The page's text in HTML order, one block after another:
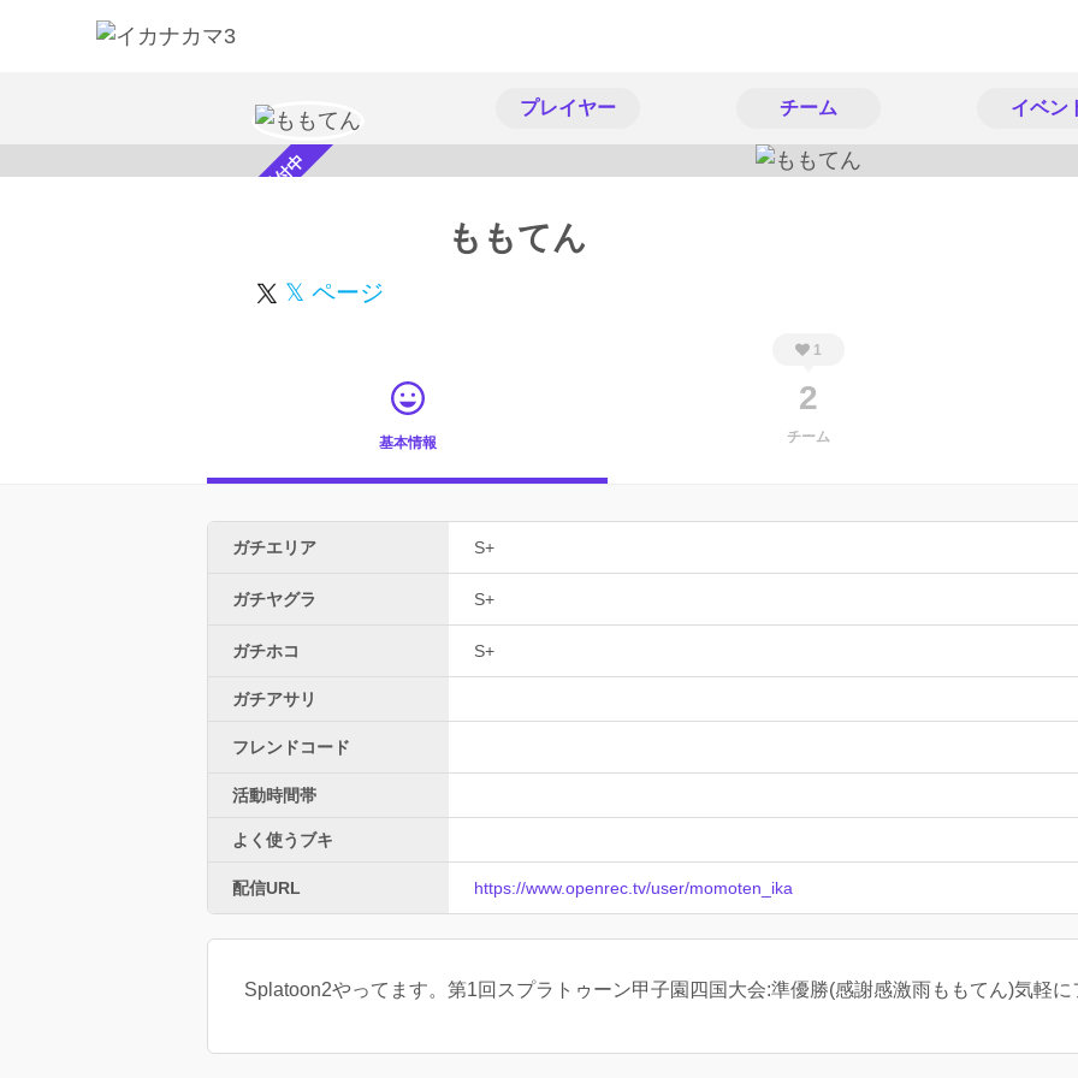
プレイヤー チーム イベン
スカウト受付中 ももてん
𝕏 ページ
基本情報
1
2
チーム
ガチエリア S+
ガチヤグラ S+
ガチホコ S+
ガチアサリ
フレンドコード
活動時間帯
よく使うブキ
配信URL https://www.openrec.tv/user/momoten_ika
Splatoon2やってます。第1回スプラトゥーン甲子園四国大会:準優勝(感謝感激雨ももてん)気軽に